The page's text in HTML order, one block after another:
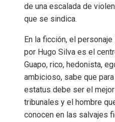
de una escalada de
que se sindica.
En la ficción, el
por Hugo Silva es el
Guapo, rico, hedonista,
ambicioso, sabe que
estatus debe ser el
tribunales y el hombre
conocen en las salvajes